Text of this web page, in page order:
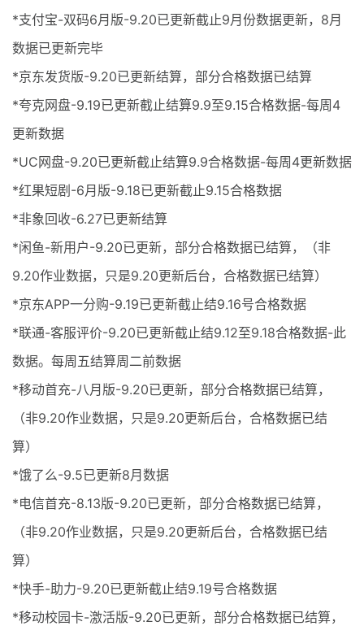
*支付宝-双码6月版-9.20已更新截止9月份数据更新，8月
数据已更新完毕
*京东发货版-9.20已更新结算，部分合格数据已结算
*夸克网盘-9.19已更新截止结算9.9至9.15合格数据-每周4
更新数据
*UC网盘-9.20已更新截止结算9.9合格数据-每周4更新数据
*红果短剧-6月版-9.18已更新截止9.15合格数据
*非象回收-6.27已更新结算
*闲鱼-新用户-9.20已更新，部分合格数据已结算，（非
9.20作业数据，只是9.20更新后台，合格数据已结算）
*京东APP一分购-9.19已更新截止结9.16号合格数据
*联通-客服评价-9.20已更新截止结9.12至9.18合格数据-此
数据。每周五结算周二前数据
*移动首充-八月版-9.20已更新，部分合格数据已结算，
（非9.20作业数据，只是9.20更新后台，合格数据已结
算）
*饿了么-9.5已更新8月数据
*电信首充-8.13版-9.20已更新，部分合格数据已结算，
（非9.20作业数据，只是9.20更新后台，合格数据已结
算）
*快手-助力-9.20已更新截止结9.19号合格数据
*移动校园卡-激活版-9.20已更新，部分合格数据已结算，